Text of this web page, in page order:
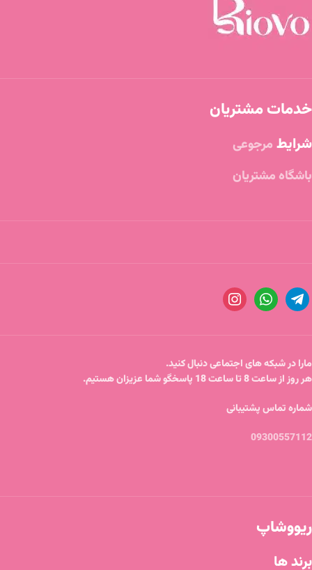
خدمات مشتریان
شرایط مرجوعی
باشگاه مشتریان
مارا در شبکه های اجتماعی دنبال کنید.
هر روز از ساعت 8 تا ساعت 18 پاسخگو شما عزیزان هستیم.
شماره تماس پشتیبانی
09300557112
ریووشاپ
برند ها